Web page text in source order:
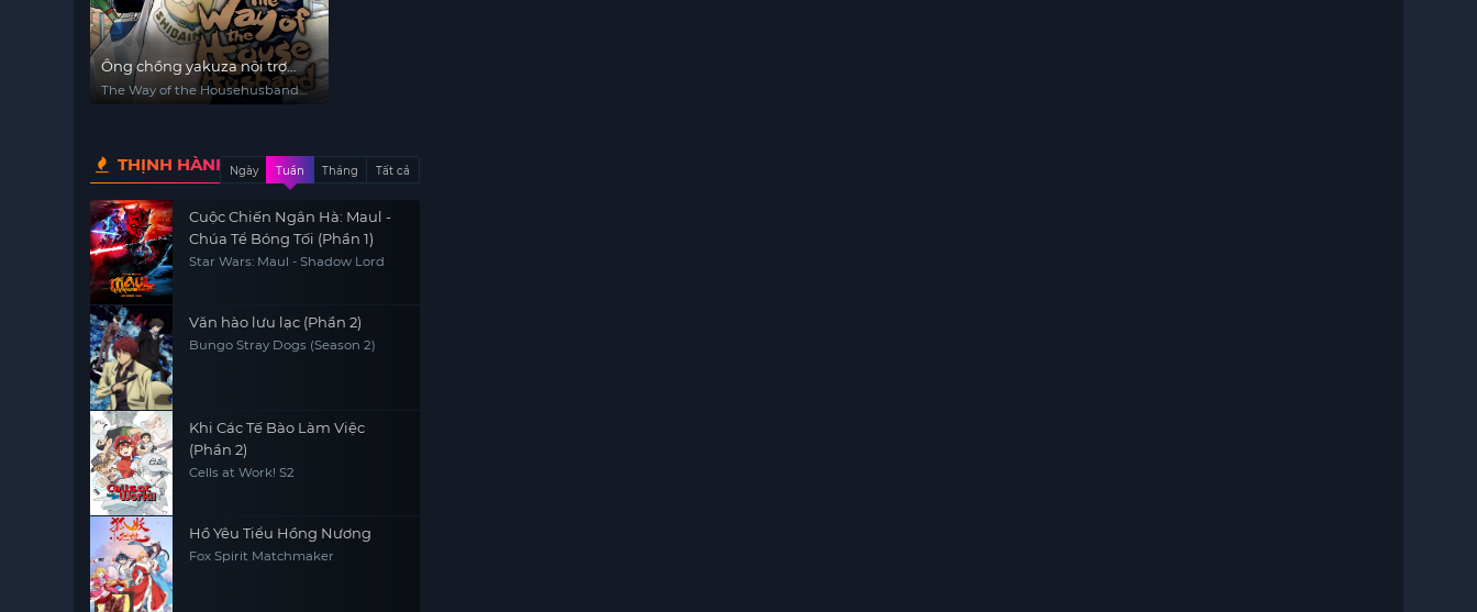
Ông chồng yakuza nội trợ
(Phần 2)
The Way of the Househusband
THỊNH HÀNHNgày Tuần Tháng Tất cả
Cuộc Chiến Ngân Hà: Maul -
Chúa Tể Bóng Tối (Phần 1)
Star Wars: Maul - Shadow Lord
Văn hào lưu lạc (Phần 2)
Bungo Stray Dogs (Season 2)
Khi Các Tế Bào Làm Việc
(Phần 2)
Cells at Work! S2
Hồ Yêu Tiểu Hồng Nương
Fox Spirit Matchmaker